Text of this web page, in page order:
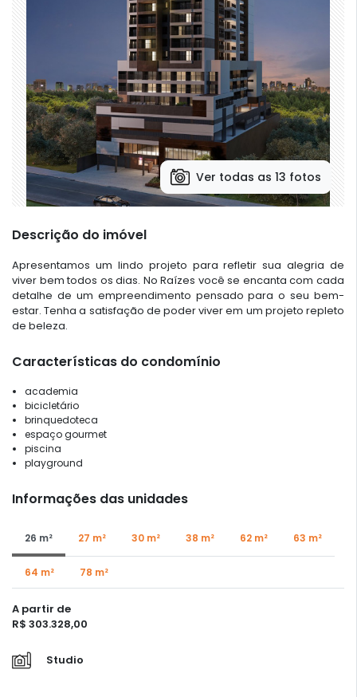
Ver todas as 13 fotos
Descrição do imóvel
Apresentamos um lindo projeto para refletir sua alegria de
viver bem todos os dias. No Raízes você se encanta com cada
detalhe de um empreendimento pensado para o seu bem-
estar. Tenha a satisfação de poder viver em um projeto repleto
de beleza.
Características do condomínio
academia
bicicletário
brinquedoteca
espaço gourmet
piscina
playground
Informações das unidades
26 m² 27 m² 30 m² 38 m² 62 m² 63 m²
64 m² 78 m²
A partir de
R$ 303.328,00
Studio